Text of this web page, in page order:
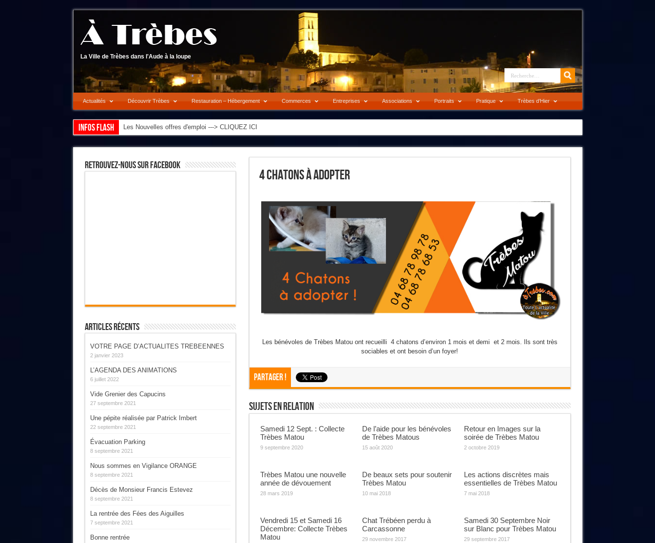
La Ville de Trèbes dans l'Aude à la loupe
Actualités Découvrir Trèbes Restauration – Hébergement Commerces Entreprises Associations Portraits Pratique Trèbes d’Hier
Infos flash Les Nouvelles offres d'emploi ---> CLIQUEZ ICI
4 Chatons À Adopter
Les bénévoles de Trèbes Matou ont recueilli 4 chatons d’environ 1 mois et demi et 2 mois. Ils sont très
sociables et ont besoin d’un foyer!
Partager !
Sujets En Relation
Samedi 12 Sept. : Collecte
Trèbes Matou
9 septembre 2020
De l’aide pour les bénévoles
de Trèbes Matous
15 août 2020
Retour en Images sur la
soirée de Trèbes Matou
2 octobre 2019
Trèbes Matou une nouvelle
année de dévouement
28 mars 2019
De beaux sets pour soutenir
Trèbes Matou
10 mai 2018
Les actions discrètes mais
essentielles de Trèbes Matou
7 mai 2018
Vendredi 15 et Samedi 16
Décembre: Collecte Trèbes
Matou
Chat Trébéen perdu à
Carcassonne
29 novembre 2017
Samedi 30 Septembre Noir
sur Blanc pour Trèbes Matou
29 septembre 2017
Retrouvez-Nous Sur Facebook
Articles Récents
VOTRE PAGE D’ACTUALITES TREBEENNES
2 janvier 2023
L’AGENDA DES ANIMATIONS
6 juillet 2022
Vide Grenier des Capucins
27 septembre 2021
Une pépite réalisée par Patrick Imbert
22 septembre 2021
Évacuation Parking
8 septembre 2021
Nous sommes en Vigilance ORANGE
8 septembre 2021
Décès de Monsieur Francis Estevez
8 septembre 2021
La rentrée des Fées des Aiguilles
7 septembre 2021
Bonne rentrée